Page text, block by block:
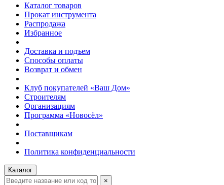
Каталог товаров
Прокат инструмента
Распродажа
Избранное
Доставка и подъем
Способы оплаты
Возврат и обмен
Клуб покупателей «Ваш Дом»
Строителям
Организациям
Программа «Новосёл»
Поставщикам
Политика конфиденциальности
Каталог
×